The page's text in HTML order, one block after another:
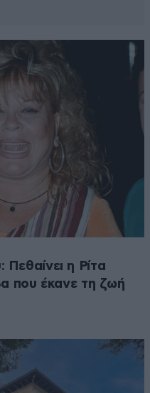
η Ρίτα
που έκανε τη ζωή